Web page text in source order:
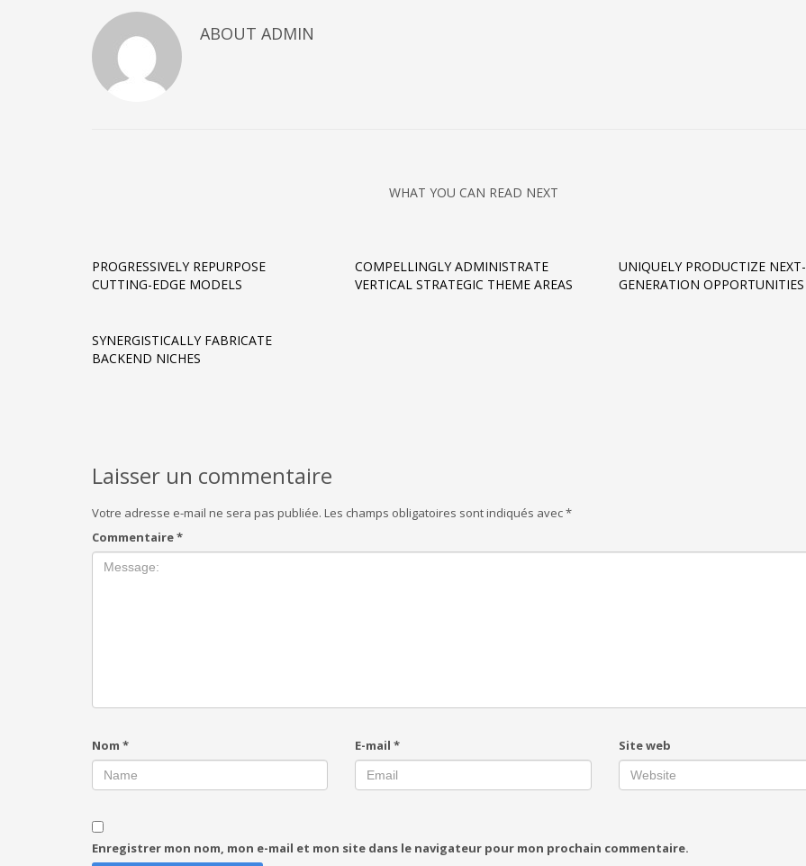
ABOUT ADMIN
WHAT YOU CAN READ NEXT
PROGRESSIVELY REPURPOSE
CUTTING-EDGE MODELS
COMPELLINGLY ADMINISTRATE
VERTICAL STRATEGIC THEME AREAS
UNIQUELY PRODUCTIZE NEXT-
GENERATION OPPORTUNITIES
SYNERGISTICALLY FABRICATE
BACKEND NICHES
Laisser un commentaire
Votre adresse e-mail ne sera pas publiée. Les champs obligatoires sont indiqués avec*
Commentaire*
Nom * E-mail* Site web
Enregistrer mon nom, mon e-mail et mon site dans le navigateur pour mon prochain commentaire.